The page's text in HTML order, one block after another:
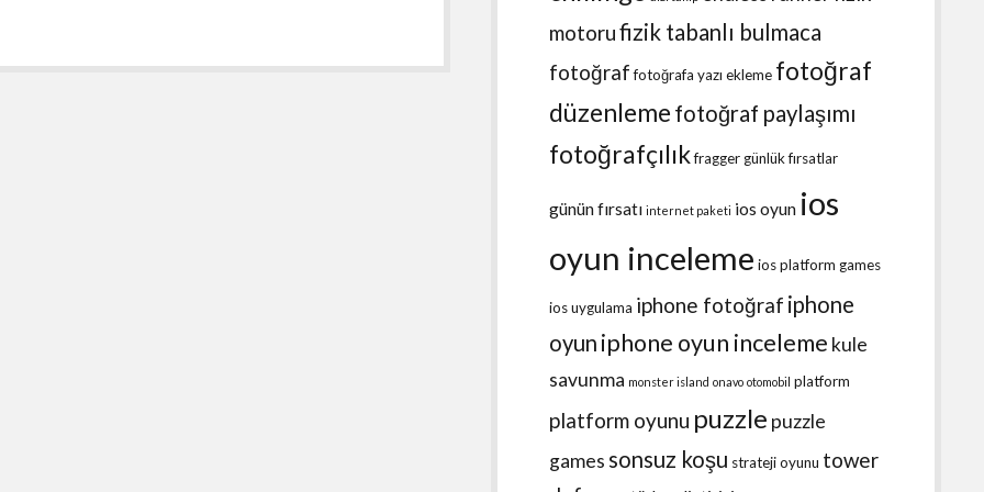
motorufizik tabanlı bulmaca
fotoğraf fotoğrafa yazı ekleme fotoğraf
düzenleme fotoğraf paylaşımı
fotoğrafçılıkfraggergünlük fırsatlar
günün fırsatı internet paketi ios oyun ios
oyun inceleme ios platform games
ios uygulama iphone fotoğraf iphone
oyun iphone oyun inceleme kule
savunma monster island onavo otomobil platform
platform oyunu puzzle puzzle
games sonsuz koşu strateji oyunu tower